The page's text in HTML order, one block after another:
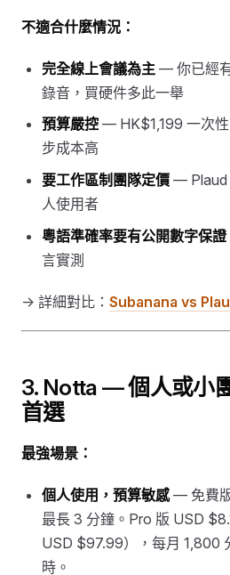
不適合什麼情況：
完全線上會議為主 — 你已經
錄音，買硬件多此一舉
預算嚴控 — HK$1,199 一次
步成本高
要工作區制團隊定價 — Plaud
人使用者
粵語準確率要有公開數字保證
言實測
→ 詳細對比： Subanana vs
3. Notta — 個人或小
首選
最強場景：
個人使用，預算敏感— 免費
最長 3 分鐘。Pro 版 USD
USD $97.99），每月 1,800
時。